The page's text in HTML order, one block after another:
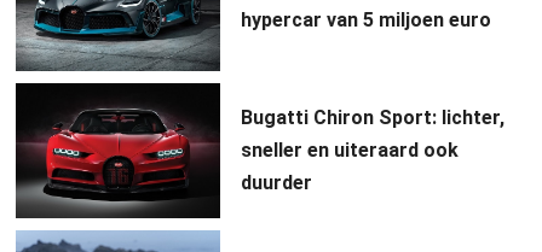
hypercar van 5 miljoen euro
Bugatti Chiron Sport: lichter,
sneller en uiteraard ook
duurder